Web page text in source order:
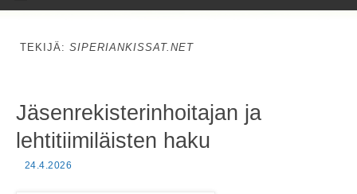
TEKIJÄ: SIPERIANKISSAT.NET
Jäsenrekisterinhoitajan ja
lehtitiimiläisten haku
24.4.2026